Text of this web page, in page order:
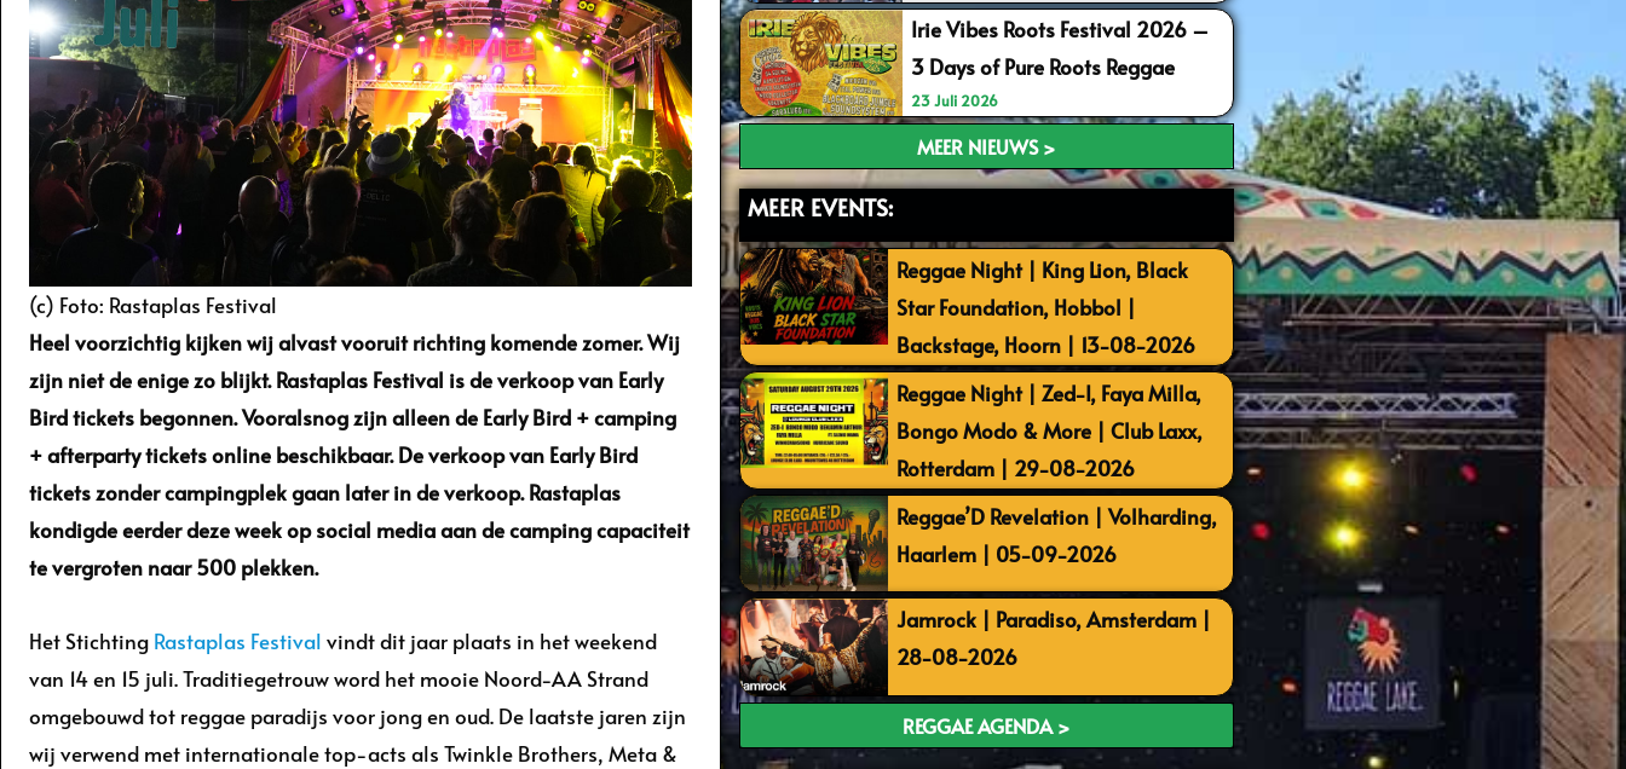
(c) Foto: Rastaplas Festival
Heel voorzichtig kijken wij alvast vooruit richting komende zomer. Wij
zijn niet de enige zo blijkt. Rastaplas Festival is de verkoop van Early
Bird tickets begonnen. Vooralsnog zijn alleen de Early Bird + camping
+ afterparty tickets online beschikbaar. De verkoop van Early Bird
tickets zonder campingplek gaan later in de verkoop. Rastaplas
kondigde eerder deze week op social media aan de camping capaciteit
te vergroten naar 500 plekken.
Het Stichting Rastaplas Festival vindt dit jaar plaats in het weekend
van 14 en 15 juli. Traditiegetrouw word het mooie Noord-AA Strand
omgebouwd tot reggae paradijs voor jong en oud. De laatste jaren zijn
wij verwend met internationale top-acts als Twinkle Brothers, Meta &
Irie Vibes Roots Festival 2026 –
3 Days of Pure Roots Reggae
23 Juli 2026
MEER NIEUWS >
MEER EVENTS:
Reggae Night | King Lion, Black
Star Foundation, Hobbol |
Backstage, Hoorn | 13-08-2026
Reggae Night | Zed-I, Faya Milla,
Bongo Modo & More | Club Laxx,
Rotterdam | 29-08-2026
Reggae’D Revelation | Volharding,
Haarlem | 05-09-2026
Jamrock | Paradiso, Amsterdam |
28-08-2026
REGGAE AGENDA >